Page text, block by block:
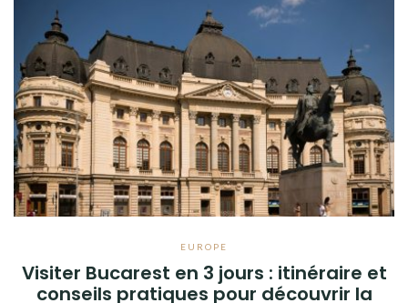
EUROPE
Visiter Bucarest en 3 jours : itinéraire et
conseils pratiques pour découvrir la